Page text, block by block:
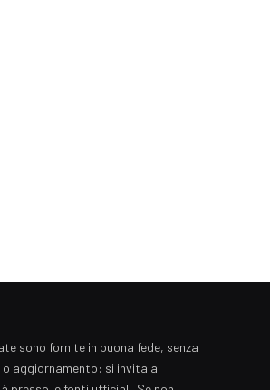
sono fornite in buona fede, senza
aggiornamento: si invita a